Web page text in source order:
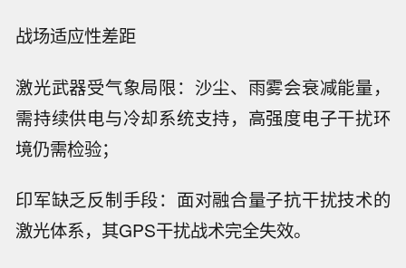
战场适应性差距
激光武器受气象局限：沙尘、雨雾会衰减能量，
需持续供电与冷却系统支持，高强度电子干扰环
境仍需检验；
印军缺乏反制手段：面对融合量子抗干扰技术的
激光体系，其GPS干扰战术完全失效。